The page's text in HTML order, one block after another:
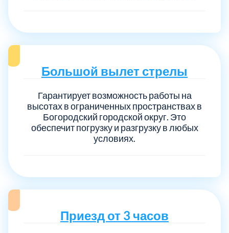
Большой вылет стрелы
Гарантирует возможность работы на
высотах в ограниченных пространствах в
Богородский городской округ. Это
обеспечит погрузку и разгрузку в любых
условиях.
Приезд от 3 часов